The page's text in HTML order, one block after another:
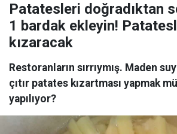
Patatesleri doğradıktan
1 bardak ekleyin!
kızaracak
Restoranların sırrıymış. Maden
çıtır patates kızartması yapmak
yapılıyor?